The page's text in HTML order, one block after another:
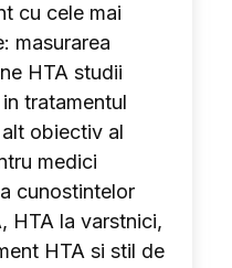
cu cele mai
masurarea
HTA studii
tratamentul
alt obiectiv al
medici
cunostintelor
HTA la varstnici,
HTA si stil de